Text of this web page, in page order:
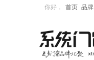
你好， 首页 品牌